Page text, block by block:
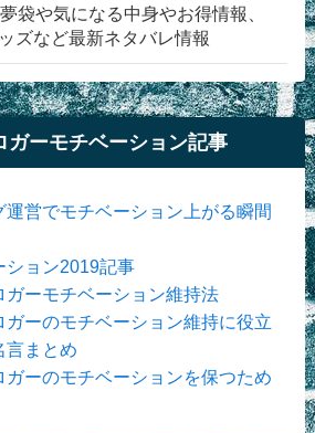
袋や気になる中身やお得情報、
ズなど最新ネタバレ情報
ガーモチベーション記事
営でモチベーション上がる瞬間
ション2019記事
ガーモチベーション維持法
ーのモチベーション維持に役立
言まとめ
ーのモチベーションを保つため